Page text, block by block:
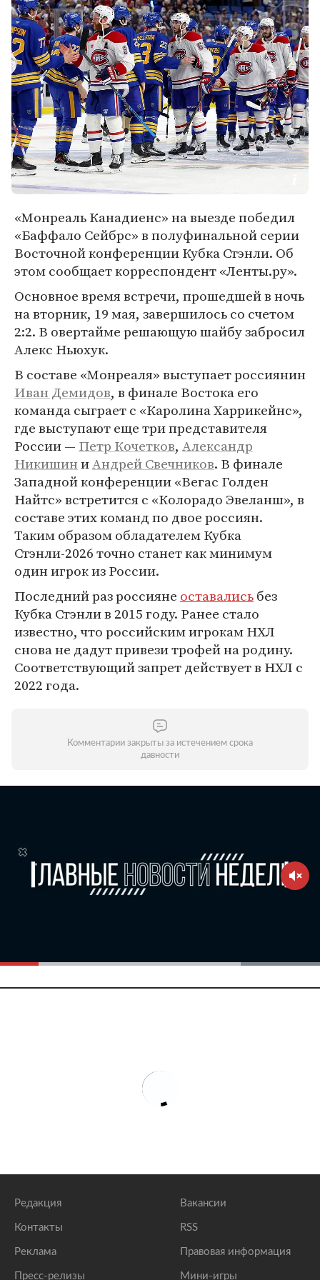
«Монреаль Канадиенс» на выезде победил
«Баффало Сейбрс» в полуфинальной серии
Восточной конференции Кубка Стэнли. Об
этом сообщает корреспондент «Ленты.ру».
Основное время встречи, прошедшей в ночь
на вторник, 19 мая, завершилось со счетом
2:2. В овертайме решающую шайбу забросил
Алекс Ньюхук.
В составе «Монреаля» выступает россиянин
Иван Демидов, в финале Востока его
команда сыграет с «Каролина Харрикейнс»,
где выступают еще три представителя
России — Петр Кочетков, Александр
НикишиниАндрей Свечников. В финале
Западной конференции «Вегас Голден
Найтс» встретится с «Колорадо Эвеланш», в
составе этих команд по двое россиян.
Таким образом обладателем Кубка
Стэнли-2026 точно станет как минимум
один игрок из России.
Последний раз россияне оставалисьбез
Кубка Стэнли в 2015 году. Ранее стало
известно, что российским игрокам НХЛ
снова не дадут привези трофей на родину.
Соответствующий запрет действует в НХЛ с
2022 года.
Комментарии закрыты за истечением срока
давности
Редакция
Контакты
Реклама
Пресс-релизы
Вакансии
RSS
Правовая информация
Мини-игры